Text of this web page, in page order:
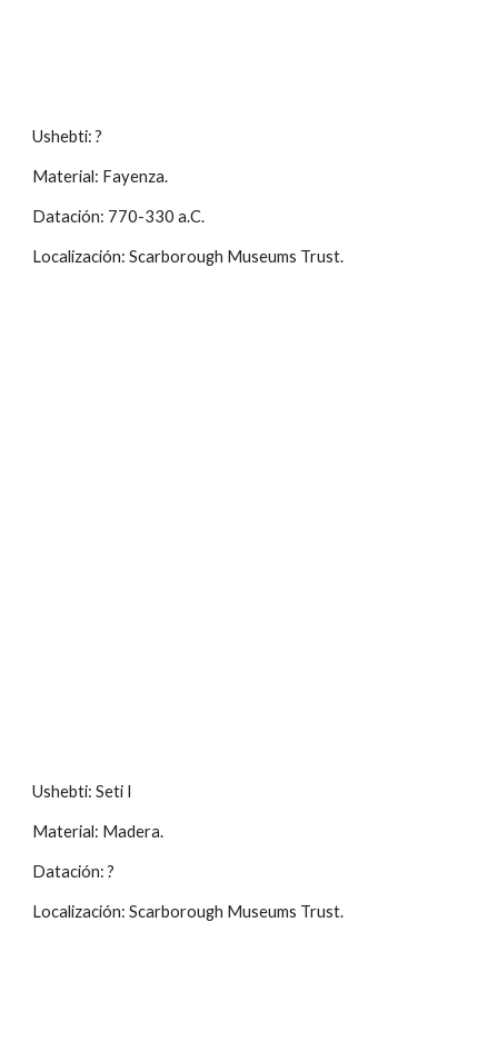
Ushebti: ?
Material: Fayenza.
Datación: 770-330 a.C.
Localización: Scarborough Museums Trust.
Ushebti: Seti I
Material: Madera.
Datación: ?
Localización: Scarborough Museums Trust.